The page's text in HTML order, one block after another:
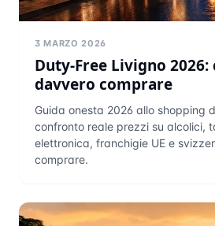
3 MARZO 2026
Duty-Free Livigno 2026:
davvero comprare
Guida onesta 2026 allo shopping
confronto reale prezzi su alcolici,
elettronica, franchigie UE e
comprare.